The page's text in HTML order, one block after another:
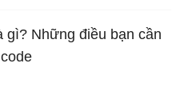
gì? Những điều bạn cần